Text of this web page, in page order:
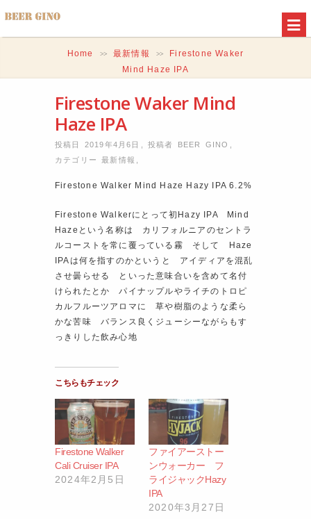
Home >> 最新情報 >>
Firestone Waker
Mind Haze IPA
Firestone Waker Mind
Haze IPA
投稿日 2019年4月6日 ,投稿者 BEER GINO
カテゴリー最新情報
Firestone Walker Mind Haze Hazy IPA 6.2%
Firestone Walkerにとって初Hazy IPA Mind
Hazeという名称は カリフォルニアのセントラ
ルコーストを常に覆っている霧 そして Haze
IPAは何を指すのかというと アイディアを混乱
させ曇らせる といった意味合いを含めて名付
けられたとか パイナップルやライチのトロピ
カルフルーツアロマに 草や樹脂のような柔ら
かな苦味 バランス良くジューシーながらもす
っきりした飲み心地
こちらもチェック
Firestone Walker
Cali Cruiser IPA
2024年2月5日
ファイアーストー
ンウォーカー フ
ライジャックHazy
IPA
2020年3月27日